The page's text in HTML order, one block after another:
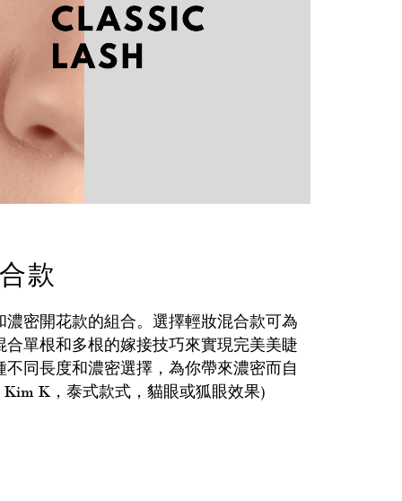
款
密開花款的組合。選擇輕妝混合款可為
單根和多根的嫁接技巧來實現完美美睫
同長度和濃密選擇，為你帶來濃密而自
K，泰式款式，貓眼或狐眼效果)